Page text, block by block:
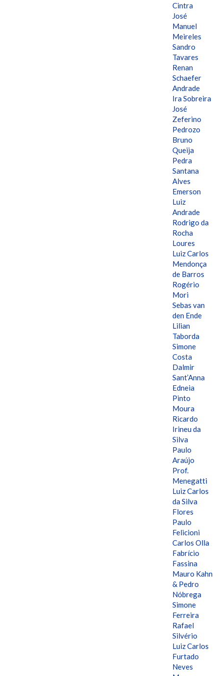
Cintra
José
Manuel
Meireles
Sandro
Tavares
Renan
Schaefer
Andrade
Ira Sobreira
José
Zeferino
Pedrozo
Bruno
Queija
Pedra
Santana
Alves
Emerson
Luiz
Andrade
Rodrigo da
Rocha
Loures
Luiz Carlos
Mendonça
de Barros
Rogério
Mori
Sebas van
den Ende
Lilian
Taborda
Simone
Costa
Dalmir
Sant’Anna
Edneia
Pinto
Moura
Ricardo
Irineu da
Silva
Paulo
Araújo
Prof.
Menegatti
Luiz Carlos
da Silva
Flores
Paulo
Felicioni
Carlos Olla
Fabrício
Fassina
Mauro Kahn
& Pedro
Nóbrega
Simone
Ferreira
Rafael
Silvério
Luiz Carlos
Furtado
Neves